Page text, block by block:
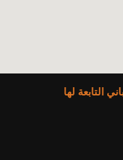
التابعة لها